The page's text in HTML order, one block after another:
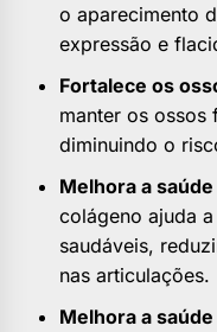
o aparecimento
expressão e
Fortalece os
manter os ossos
diminuindo o
Melhora a
colágeno ajuda
saudáveis,
nas articulações.
Melhora a